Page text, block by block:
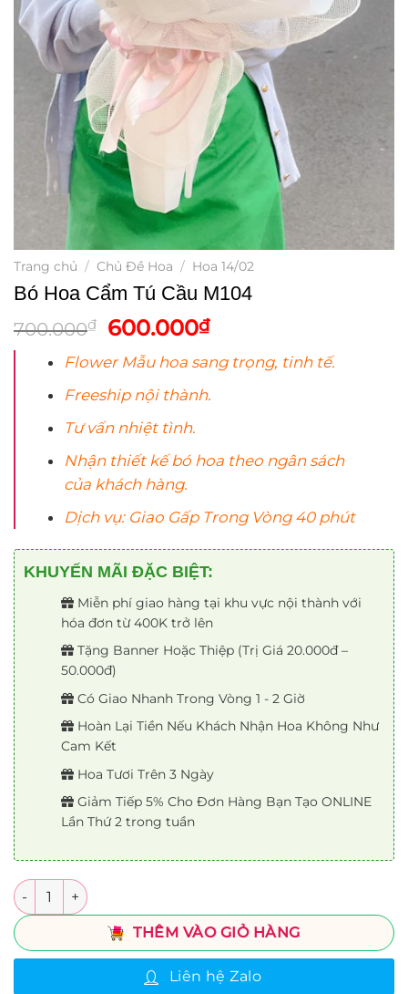
Trang chủ / Chủ Đề Hoa / Hoa 14/02
Bó Hoa Cẩm Tú Cầu M104
700.000₫
Giá
gốc
là:
700.000₫.
600.000₫Giá
tại
là:
Flower Mẫu hoa sang trọng, tinh tế.
Freeship nội thành.
Tư vấn nhiệt tình.
Nhận thiết kế bó hoa theo ngân sách
của khách hàng.
Dịch vụ: Giao Gấp Trong Vòng 40 phút
KHUYẾN MÃI ĐẶC BIỆT:
Miễn phí giao hàng tại khu vực nội thành với
hóa đơn từ 400K trở lên
Tặng Banner Hoặc Thiệp (Trị Giá 20.000đ –
50.000đ)
Có Giao Nhanh Trong Vòng 1 - 2 Giờ
Hoàn Lại Tiền Nếu Khách Nhận Hoa Không Như
Cam Kết
Hoa Tươi Trên 3 Ngày
Giảm Tiếp 5% Cho Đơn Hàng Bạn Tạo ONLINE
Lần Thứ 2 trong tuần
Số lượng
THÊM VÀO GIỎ HÀNG
Liên hệ Zalo